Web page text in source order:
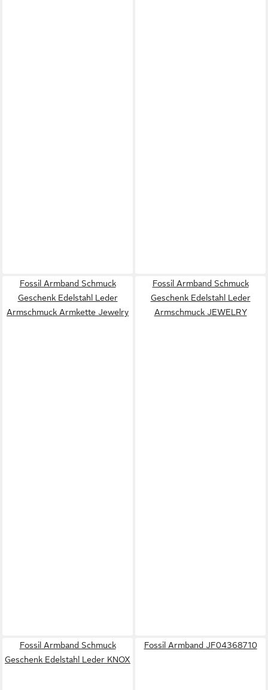
Fossil Armband Schmuck
Geschenk Edelstahl Leder
Armschmuck Armkette Jewelry
Fossil Armband Schmuck
Geschenk Edelstahl Leder
Armschmuck JEWELRY
Fossil Armband Schmuck
Geschenk Edelstahl Leder KNOX
Fossil Armband JF04368710